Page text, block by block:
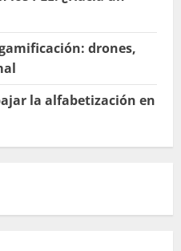
drones,
la alfabetización en